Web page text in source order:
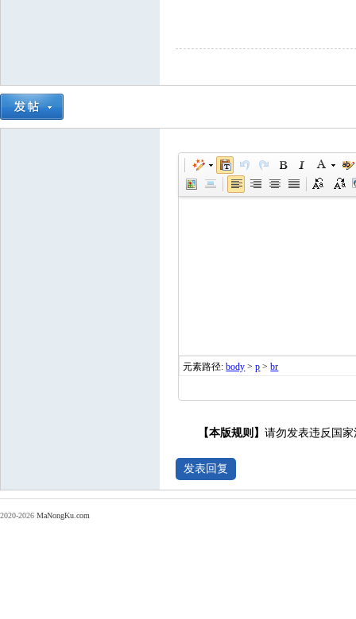
元素路径:body >p >br
【本版规则】 请勿发表违反国
2020-2026 MaNongKu.com